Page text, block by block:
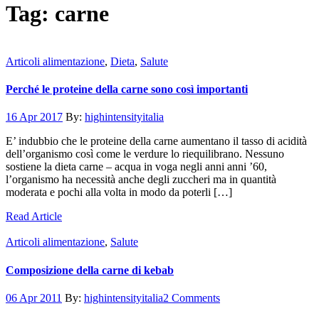
Tag: carne
Articoli alimentazione, Dieta, Salute
Perché le proteine della carne sono così importanti
16 Apr 2017 By: highintensityitalia
E’ indubbio che le proteine della carne aumentano il tasso di acidità
dell’organismo così come le verdure lo riequilibrano. Nessuno
sostiene la dieta carne – acqua in voga negli anni anni ’60,
l’organismo ha necessità anche degli zuccheri ma in quantità
moderata e pochi alla volta in modo da poterli […]
Read Article
Articoli alimentazione, Salute
Composizione della carne di kebab
06 Apr 2011 By: highintensityitalia2 Comments